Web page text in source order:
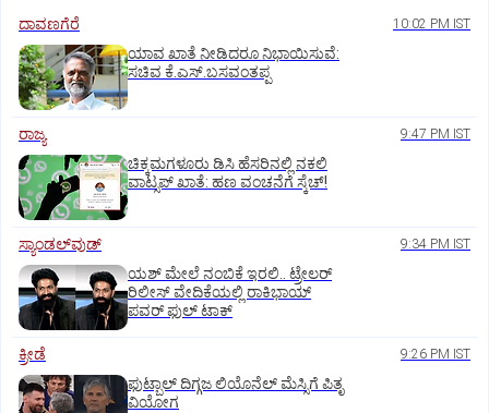
ದಾವಣಗೆರೆ 10:02 PM IST
ಯಾವ ಖಾತೆ ನೀಡಿದರೂ ನಿಭಾಯಿಸುವೆ:
ಸಚಿವ ಕೆ.ಎಸ್.ಬಸವಂತಪ್ಪ
ರಾಜ್ಯ 9:47 PM IST
ಚಿಕ್ಕಮಗಳೂರು ಡಿಸಿ ಹೆಸರಿನಲ್ಲಿ ನಕಲಿ
ವಾಟ್ಸಪ್ ಖಾತೆ: ಹಣ ವಂಚನೆಗೆ ಸ್ಕೆಚ್!
ಸ್ಯಾಂಡಲ್‌ವುಡ್‌ 9:34 PM IST
ಯಶ್‌ ಮೇಲೆ ನಂಬಿಕೆ ಇರಲಿ.. ಟ್ರೇಲರ್‌
ರಿಲೀಸ್‌ ವೇದಿಕೆಯಲ್ಲಿ ರಾಕಿಭಾಯ್‌
ಪವರ್‌ ಫುಲ್‌ ಟಾಕ್
ಕ್ರೀಡೆ 9:26 PM IST
ಫುಟ್ಬಾಲ್ ದಿಗ್ಗಜ ಲಿಯೊನೆಲ್‌ ಮೆಸ್ಸಿಗೆ ಪಿತೃ
ವಿಯೋಗ